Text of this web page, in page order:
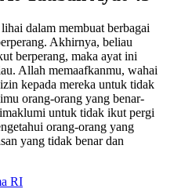
dalam membuat berbagai
Akhirnya, beliau
berperang, maka ayat ini
Allah memaafkanmu, wahai
kepada mereka untuk tidak
orang-orang yang benar-
untuk tidak ikut pergi
orang-orang yang
yang tidak benar dan
RI